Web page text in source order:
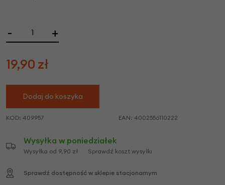
- +
19,90 zł
Dodaj do koszyka
KOD: 409957 EAN: 4002556110222
Wysyłka w poniedziałek
Wysyłka od 9,90 zł Sprawdź koszt wysyłki
Sprawdź dostępność w sklepie stacjonarnym